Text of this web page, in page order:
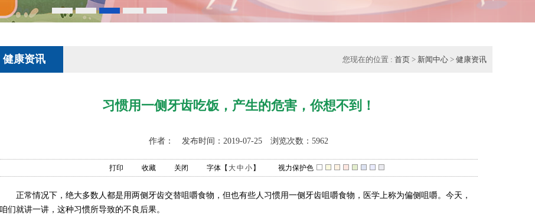
健康资讯 您现在的位置 : 首页 > 新闻中心 > 健康资讯
习惯用一侧牙齿吃饭，产生的危害，你想不到！
作者： 发布时间：2019-07-25 浏览次数：5962
打印 收藏 关闭 字体【 大中 小】 视力保护色
正常情况下，绝大多数人都是用两侧牙齿交替咀嚼食物，但也有些人习惯用一侧牙齿咀嚼食物，医学上称为偏侧咀嚼。今天，
咱们就讲一讲，这种习惯所导致的不良后果。